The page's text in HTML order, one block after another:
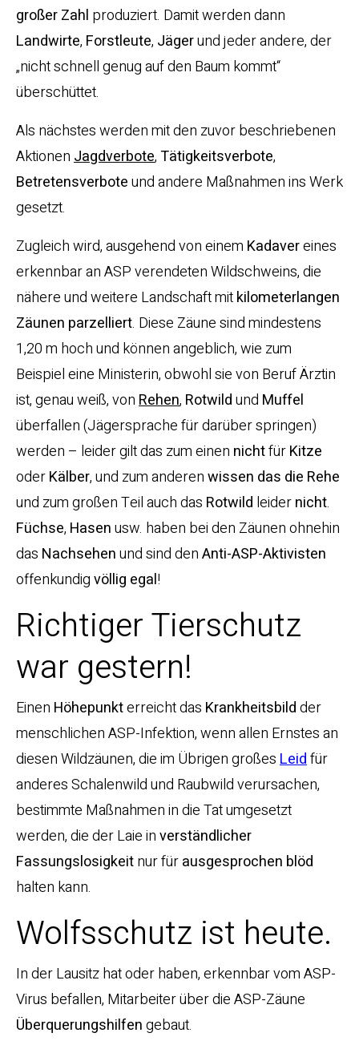
großer Zahl produziert. Damit werden dann
Landwirte, Forstleute, Jägerund jeder andere, der
„nicht schnell genug auf den Baum kommt“
überschüttet.
Als nächstes werden mit den zuvor beschriebenen
AktionenJagdverbote,Tätigkeitsverbote,
Betretensverboteund andere Maßnahmen ins Werk
gesetzt.
Zugleich wird, ausgehend von einem Kadavereines
erkennbar an ASP verendeten Wildschweins, die
nähere und weitere Landschaft mitkilometerlangen
Zäunen parzelliert. Diese Zäune sind mindestens
1,20 m hoch und können angeblich, wie zum
Beispiel eine Ministerin, obwohl sie von Beruf Ärztin
ist, genau weiß, vonRehen, Rotwildund Muffel
überfallen (Jägersprache für darüber springen)
werden – leider gilt das zum einen nichtfürKitze
oderKälber, und zum anderenwissen das die Rehe
und zum großen Teil auch das Rotwild leidernicht.
Füchse, Hasenusw. haben bei den Zäunen ohnehin
das Nachsehenund sind denAnti-ASP-Aktivisten
offenkundigvöllig egal!
Richtiger Tierschutz
war gestern!
Einen Höhepunkterreicht das Krankheitsbildder
menschlichen ASP-Infektion, wenn allen Ernstes an
diesen Wildzäunen, die im Übrigen großesLeidfür
anderes Schalenwild und Raubwild verursachen,
bestimmte Maßnahmen in die Tat umgesetzt
werden, die der Laie inverständlicher
Fassungslosigkeitnur fürausgesprochen blöd
halten kann.
Wolfsschutz ist heute.
In der Lausitz hat oder haben, erkennbar vom ASP-
Virus befallen, Mitarbeiter über die ASP-Zäune
Überquerungshilfengebaut.